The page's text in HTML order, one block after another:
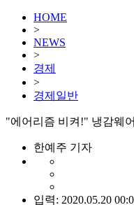
HOME
>
NEWS
>
경제
>
경제일반
"에어리즘 비켜!" 냉감웨
한예주 기자
입력: 2020.05.20